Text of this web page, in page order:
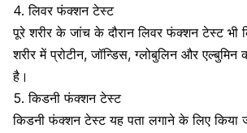
4. लिवर फंक्शन टेस्ट
पूरे शरीर के जांच के दौरान लिवर फंक्शन टेस्ट भी
शरीर मेंप्रोटीन,जॉन्डिस, ग्लोबुलिन और एल्बुमिन
है।
5. किडनी फंक्शन टेस्ट
किडनी फंक्शन टेस्ट यह पता लगाने के लिए किया